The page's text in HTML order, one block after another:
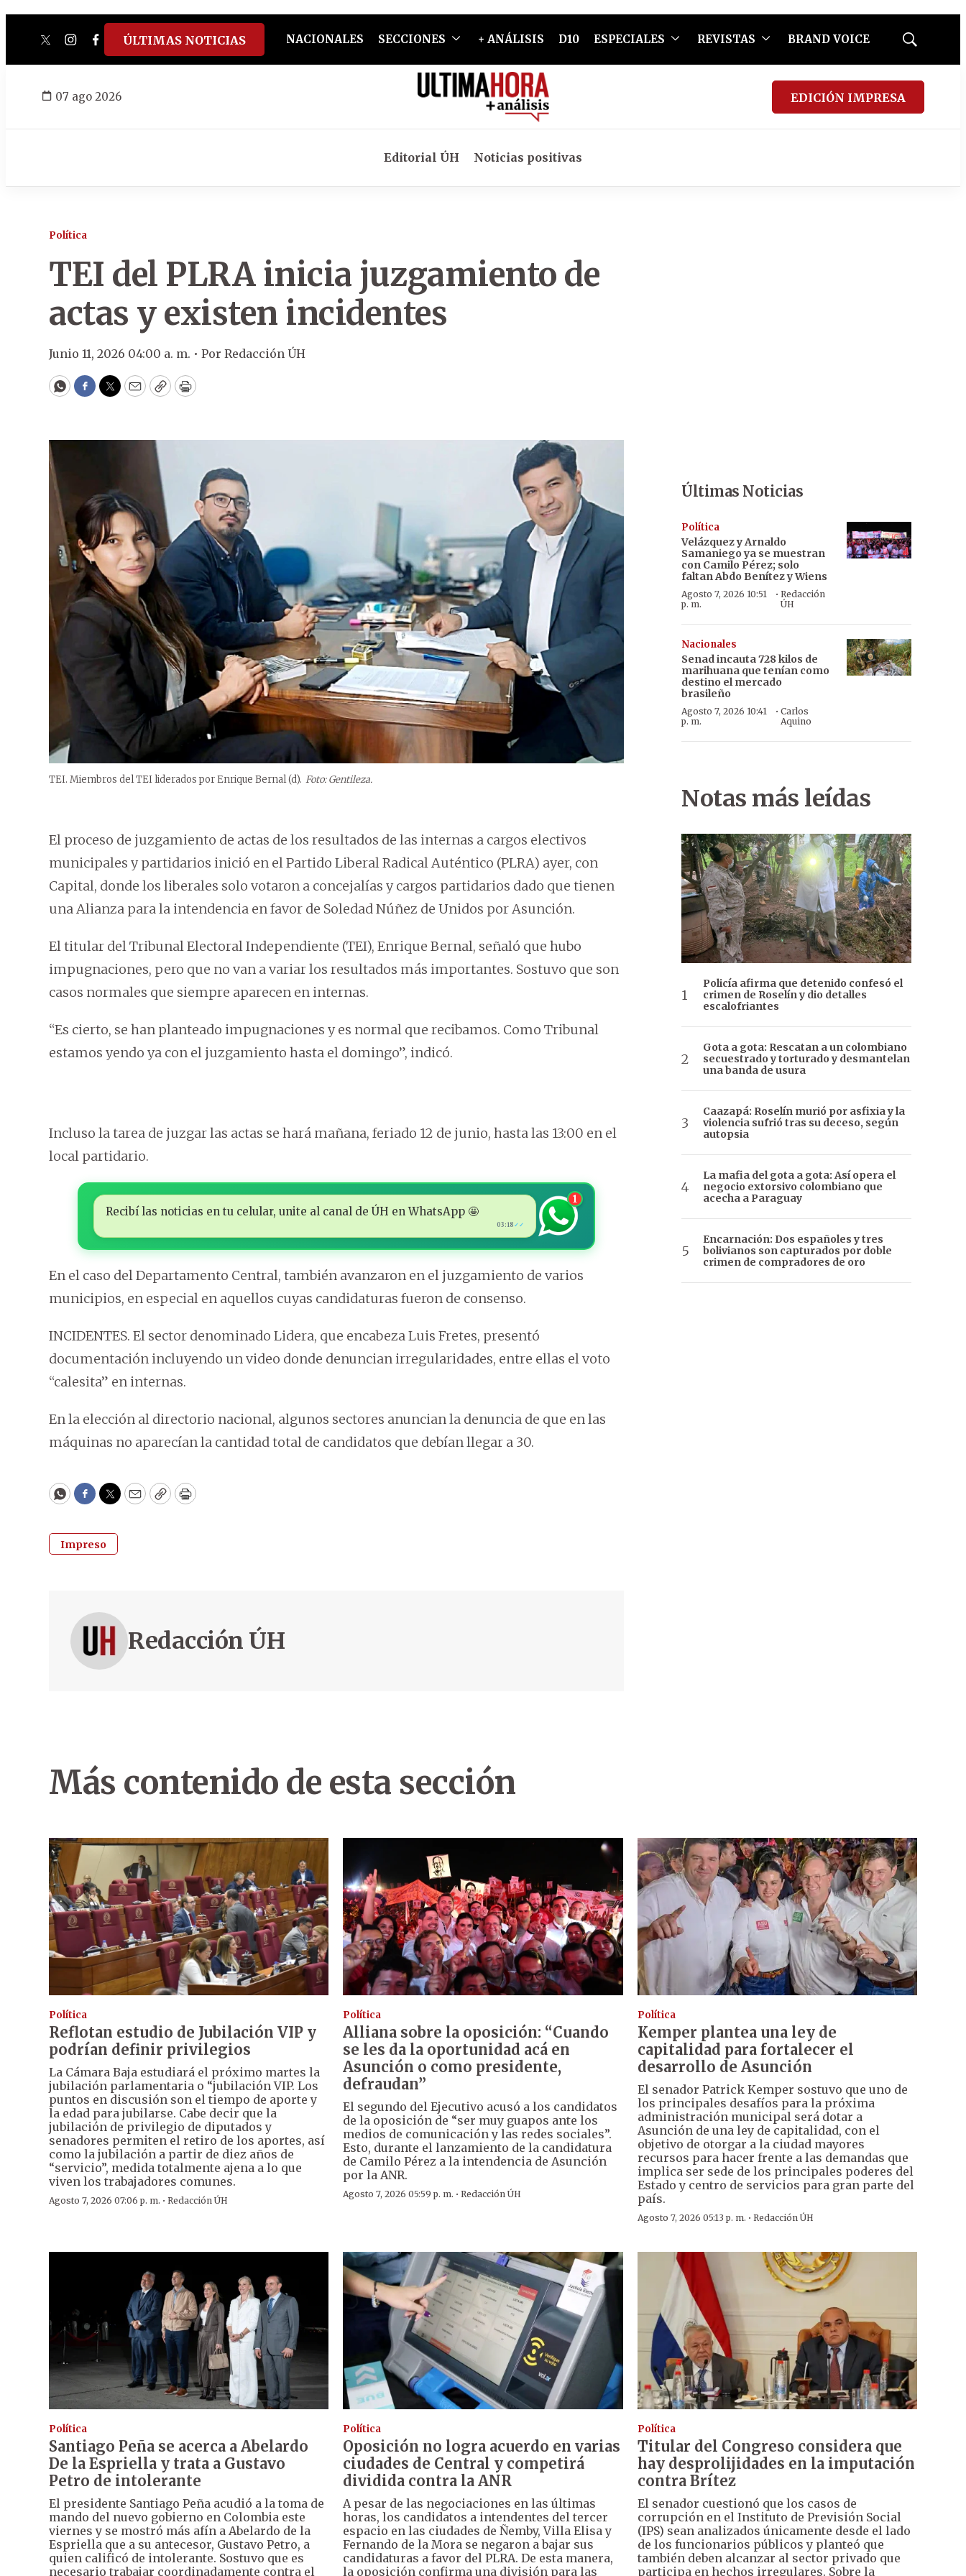
twitterinstagram
facebook
tiktokyoutube
spotify
ÚLTIMAS NOTICIAS NACIONALES SECCIONES + ANÁLISIS D10 ESPECIALES REVISTAS BRAND VOICE
Mostrar
07 ago 2026 EDICIÓN IMPRESA
Editorial ÚH Noticias positivas
Política
TEI del PLRA inicia juzgamiento de
actas y existen incidentes
Junio 11, 2026 04:00 a. m. • Por Redacción ÚH
WhatsApp
Facebook
Twitter
EmailCopyPrint
TEI. Miembros del TEI liderados por Enrique Bernal (d). Foto: Gentileza.
El proceso de juzgamiento de actas de los resultados de las internas a cargos electivos
municipales y partidarios inició en el Partido Liberal Radical Auténtico (PLRA) ayer, con
Capital, donde los liberales solo votaron a concejalías y cargos partidarios dado que tienen
una Alianza para la intendencia en favor de Soledad Núñez de Unidos por Asunción.
El titular del Tribunal Electoral Independiente (TEI), Enrique Bernal, señaló que hubo
impugnaciones, pero que no van a variar los resultados más importantes. Sostuvo que son
casos normales que siempre aparecen en internas.
“Es cierto, se han planteado impugnaciones y es normal que recibamos. Como Tribunal
estamos yendo ya con el juzgamiento hasta el domingo”, indicó.
Incluso la tarea de juzgar las actas se hará mañana, feriado 12 de junio, hasta las 13:00 en el
local partidario.
Recibí las noticias en tu celular, unite al canal de ÚH en WhatsApp 🤩
03:18 ✓✓
1
En el caso del Departamento Central, también avanzaron en el juzgamiento de varios
municipios, en especial en aquellos cuyas candidaturas fueron de consenso.
INCIDENTES. El sector denominado Lidera, que encabeza Luis Fretes, presentó
documentación incluyendo un video donde denuncian irregularidades, entre ellas el voto
“calesita” en internas.
En la elección al directorio nacional, algunos sectores anuncian la denuncia de que en las
máquinas no aparecían la cantidad total de candidatos que debían llegar a 30.
WhatsApp
Facebook
Twitter
EmailCopyPrint
Impreso
Redacción ÚH
Últimas Noticias
Política
Velázquez y Arnaldo
Samaniego ya se muestran
con Camilo Pérez; solo
faltan Abdo Benítez y Wiens
Agosto 7, 2026 10:51
p. m.
·Redacción
ÚH
Nacionales
Senad incauta 728 kilos de
marihuana que tenían como
destino el mercado
brasileño
Agosto 7, 2026 10:41
p. m.
· Carlos
Aquino
Notas más leídas
Policía afirma que detenido confesó el
crimen de Roselín y dio detalles
escalofriantes
Gota a gota: Rescatan a un colombiano
secuestrado y torturado y desmantelan
una banda de usura
Caazapá: Roselín murió por asfixia y la
violencia sufrió tras su deceso, según
autopsia
La mafia del gota a gota: Así opera el
negocio extorsivo colombiano que
acecha a Paraguay
Encarnación: Dos españoles y tres
bolivianos son capturados por doble
crimen de compradores de oro
Más contenido de esta sección
Política
Reflotan estudio de Jubilación VIP y
podrían definir privilegios
La Cámara Baja estudiará el próximo martes la
jubilación parlamentaria o “jubilación VIP. Los
puntos en discusión son el tiempo de aporte y
la edad para jubilarse. Cabe decir que la
jubilación de privilegio de diputados y
senadores permiten el retiro de los aportes, así
como la jubilación a partir de diez años de
“servicio”, medida totalmente ajena a lo que
viven los trabajadores comunes.
Agosto 7, 2026 07:06 p. m. · Redacción ÚH
Política
Alliana sobre la oposición: “Cuando
se les da la oportunidad acá en
Asunción o como presidente,
defraudan”
El segundo del Ejecutivo acusó a los candidatos
de la oposición de “ser muy guapos ante los
medios de comunicación y las redes sociales”.
Esto, durante el lanzamiento de la candidatura
de Camilo Pérez a la intendencia de Asunción
por la ANR.
Agosto 7, 2026 05:59 p. m. ·Redacción ÚH
Política
Kemper plantea una ley de
capitalidad para fortalecer el
desarrollo de Asunción
El senador Patrick Kemper sostuvo que uno de
los principales desafíos para la próxima
administración municipal será dotar a
Asunción de una ley de capitalidad, con el
objetivo de otorgar a la ciudad mayores
recursos para hacer frente a las demandas que
implica ser sede de los principales poderes del
Estado y centro de servicios para gran parte del
país.
Agosto 7, 2026 05:13 p. m. · Redacción ÚH
Política
Santiago Peña se acerca a Abelardo
De la Espriella y trata a Gustavo
Petro de intolerante
El presidente Santiago Peña acudió a la toma de
mando del nuevo gobierno en Colombia este
viernes y se mostró más afín a Abelardo de la
Espriella que a su antecesor, Gustavo Petro, a
quien calificó de intolerante. Sostuvo que es
necesario trabajar coordinadamente contra el
Política
Oposición no logra acuerdo en varias
ciudades de Central y competirá
dividida contra la ANR
A pesar de las negociaciones en las últimas
horas, los candidatos a intendentes del tercer
espacio en las ciudades de Ñemby, Villa Elisa y
Fernando de la Mora se negaron a bajar sus
candidaturas a favor del PLRA. De esta manera,
la oposición confirma una división para las
Política
Titular del Congreso considera que
hay desprolijidades en la imputación
contra Brítez
El senador cuestionó que los casos de
corrupción en el Instituto de Previsión Social
(IPS) sean analizados únicamente desde el lado
de los funcionarios públicos y planteó que
también deben alcanzar al sector privado que
participa en hechos irregulares. Sobre la